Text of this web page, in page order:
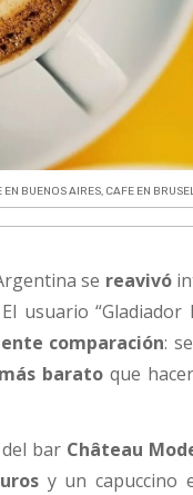
EN BUENOS AIRES, CAFE EN
se reavivó
usuario “Gladiador
comparación:
más baratoque
bar Château
y un capuccino